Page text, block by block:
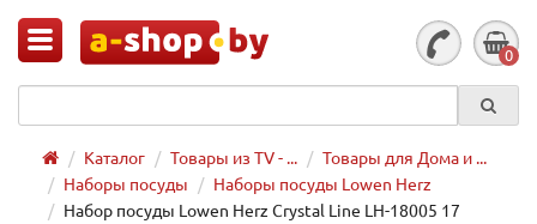
0
Каталог Товары из TV - ...
Товары для Дома и ...
Наборы посуды
Наборы посуды Lowen Herz
Набор посуды Lowen Herz Crystal Line LH-18005 17